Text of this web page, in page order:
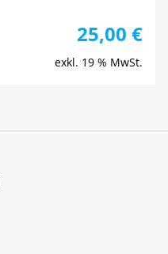
25,00 €
exkl. 19 % MwSt.